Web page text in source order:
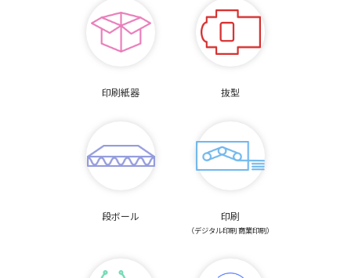
印刷紙器 抜型
段ボール 印刷
（デジタル印刷 商業印刷）